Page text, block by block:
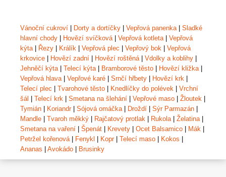
Vánoční cukroví Dorty a dortíčky Vepřová panenka| Sladké
hlavní chody
Hovězí svíčková| Vepřová kotleta| Vepřová
kýta| Řezy Králík Vepřová plec Vepřový bok
Vepřová
krkovice
Hovězí zadní Hovězí roštěná| Vdolky a koblihy
Jehněčí kýta| Telecí kýta| Bramborové těsto Hovězí kližka|
Vepřová hlava| Vepřové karé Srnčí hřbety Hovězí krk
Telecí plec
Tvarohové těsto Knedlíčky do polévek
Vrchní
šál
Telecí krk Smetana na šlehání Vepřové maso Žloutek
Tymián
Koriandr| Sójová omáčka| Droždí Sýr Parmazán
Mandle
Tvaroh měkký Rajčatový protlak Rukola| Želatina|
Smetana na vaření
Špenát Krevety Ocet Balsamico Mák
Petržel kořenová| Fenykl Kopr| Telecí maso Kokos
Ananas
Avokádo Brusinky